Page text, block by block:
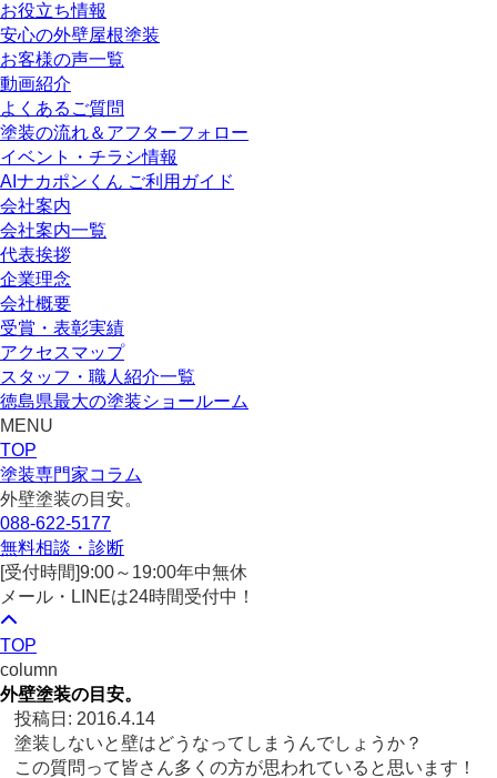
お役立ち情報
安心の外壁屋根塗装
お客様の声一覧
動画紹介
よくあるご質問
塗装の流れ＆アフターフォロー
イベント・チラシ情報
AIナカポンくん ご利用ガイド
会社案内
会社案内一覧
代表挨拶
企業理念
会社概要
受賞・表彰実績
アクセスマップ
スタッフ・職人紹介一覧
徳島県最大の塗装ショールーム
MENU
TOP
塗装専門家コラム
外壁塗装の目安。
088-622-5177
無料相談・診断
[受付時間]9:00～19:00年中無休
メール・LINEは24時間受付中！
TOP
column
外壁塗装の目安。
投稿日: 2016.4.14
塗装しないと壁はどうなってしまうんでしょうか？
この質問って皆さん多くの方が思われていると思います！